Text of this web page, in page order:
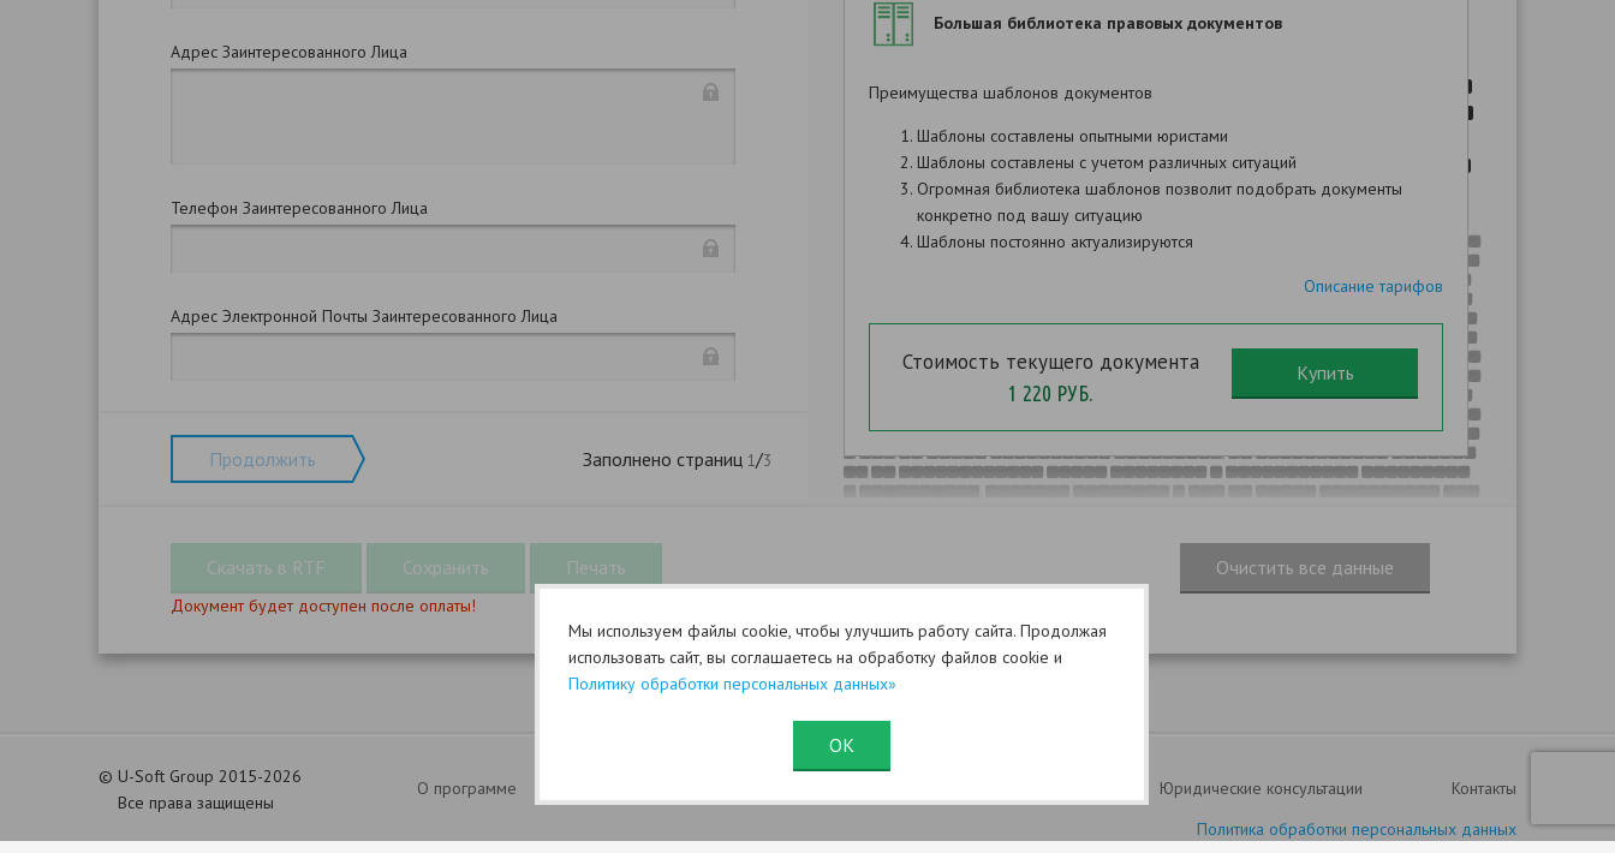
Адрес Заинтересованного Лица
Телефон Заинтересованного Лица
Адрес Электронной Почты Заинтересованного Лица
Продолжить Заполнено страниц 1/3
,
,
. 2
. 264, . . 266, 267
:
:
.
. 264 ,
.
,
,
,
,
,
,
,
Большая библиотека правовых документов
Преимущества шаблонов документов
Шаблоны составлены опытными юристами
Шаблоны составлены с учетом различных ситуаций
Огромная библиотека шаблонов позволит подобрать документы
конкретно под вашу ситуацию
Шаблоны постоянно актуализируются
Описание тарифов
Стоимость текущего документа
1 220 РУБ.
Документ будет доступен после оплаты!
© U-Soft Group 2015-2026
Все права защищены
О программе Юридические консультации
Контакты
Политика обработки персональных данных
Мы используем файлы cookie, чтобы улучшить работу сайта. Продолжая
использовать сайт, вы соглашаетесь на обработку файлов cookie и
Политику обработки персональных данных»
ОК